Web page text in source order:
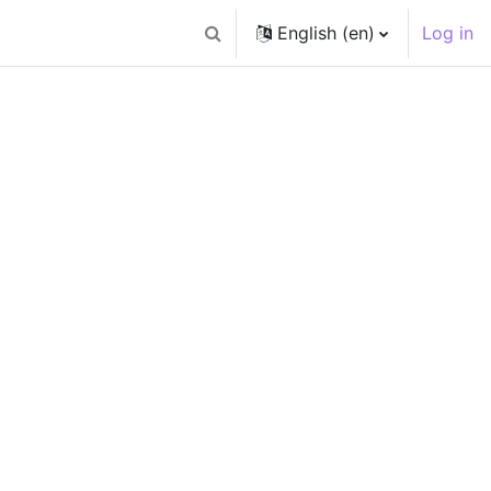
Toggle search input
English ‎(en)‎ Log in